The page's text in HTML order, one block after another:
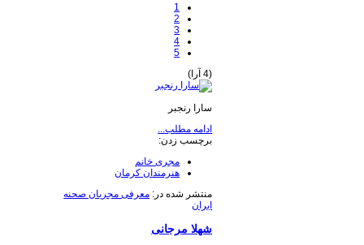
1
2
3
4
5
(4 آرا)
سارا رنجبر
ادامه مطلب...
برچسب زدن:
مجری خانم
هنرمندان کرمان
منتشر شده در: معرفی مجریان صحنه
ایران
شهلا مرجانی